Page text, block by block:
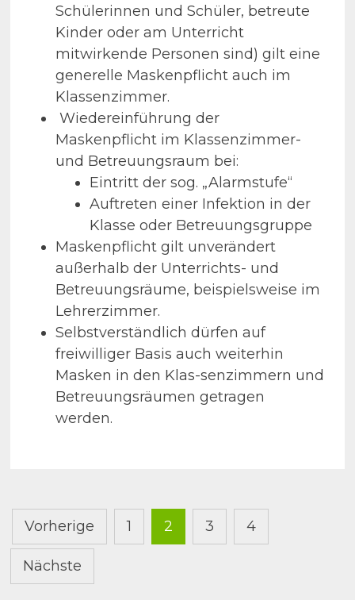
Schülerinnen und Schüler, betreute
Kinder oder am Unterricht
mitwirkende Personen sind) gilt eine
generelle Maskenpflicht auch im
Klassenzimmer.
Wiedereinführung der
Maskenpflicht im Klassenzimmer-
und Betreuungsraum bei:
Eintritt der sog. „Alarmstufe“
Auftreten einer Infektion in der
Klasse oder Betreuungsgruppe
Maskenpflicht gilt unverändert
außerhalb der Unterrichts- und
Betreuungsräume, beispielsweise im
Lehrerzimmer.
Selbstverständlich dürfen auf
freiwilliger Basis auch weiterhin
Masken in den Klas-senzimmern und
Betreuungsräumen getragen
werden.
Seitennummerierung
der
Beiträge
Vorherige 1 2 3 4
Nächste